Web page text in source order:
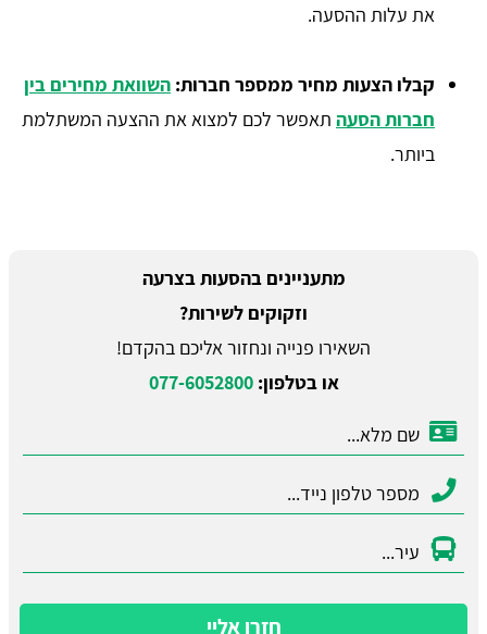
את עלות ההסעה.
קבלו הצעות מחיר ממספר חברות: השוואת מחירים בין
חברות הסעה תאפשר לכם למצוא את ההצעה המשתלמת
ביותר.
מתעניינים בהסעות בצרעה
וזקוקים לשירות?
השאירו פנייה ונחזור אליכם בהקדם!
או בטלפון:077-6052800
חזרו אליי